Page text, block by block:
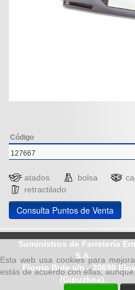
Código
127667
atados bolsa
retractilado
Consulta Puntos de Venta
Suministros de Ferretería
S.A.
Elorrio Bide s/n - 20690
(Gipuzkoa).
Esta web usa cookies para
estás de acuerdo con ellas,